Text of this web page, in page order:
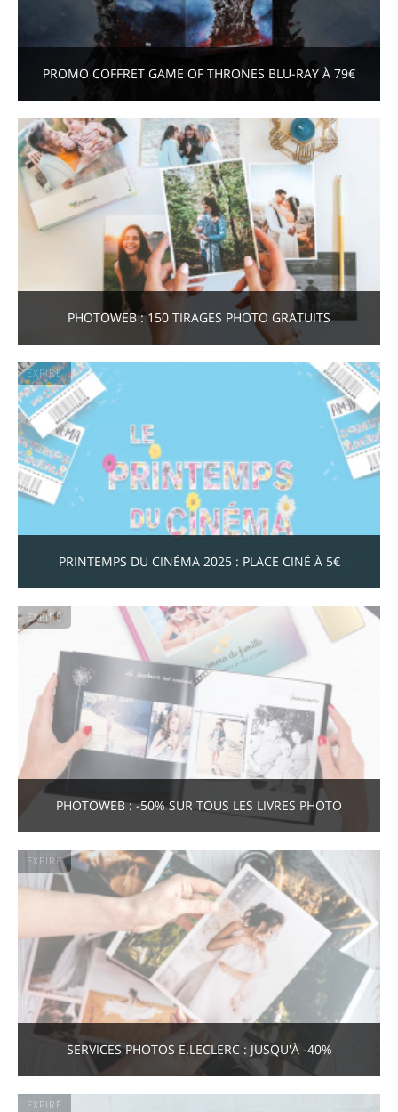
PROMO COFFRET GAME OF THRONES BLU-RAY À 79€
PHOTOWEB : 150 TIRAGES PHOTO GRATUITS
EXPIRÉ
PRINTEMPS DU CINÉMA 2025 : PLACE CINÉ À 5€
EXPIRÉ
PHOTOWEB : -50% SUR TOUS LES LIVRES PHOTO
EXPIRÉ
SERVICES PHOTOS E.LECLERC : JUSQU'À -40%
EXPIRÉ